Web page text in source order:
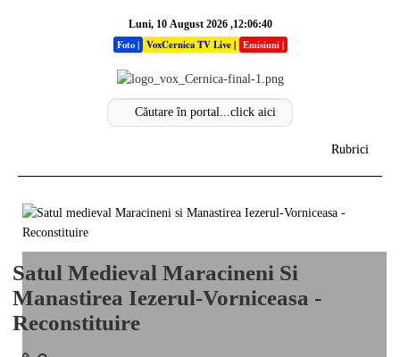
Luni, 10 August 2026 ,12:06:40
Foto| VoxCernica TV Live | Emisiuni |
Rubrici
Stiri
Sectiuni
Satul Medieval Maracineni Si
Manastirea Iezerul-Vorniceasa -
Reconstituire